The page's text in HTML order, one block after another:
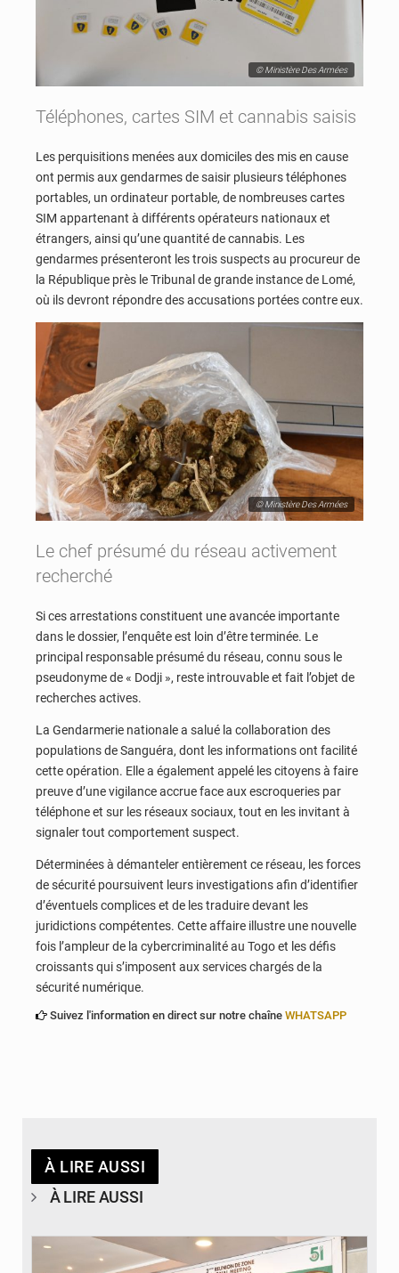
© Ministère Des Armées
Téléphones, cartes SIM et cannabis saisis
Les perquisitions menées aux domiciles des mis en cause
ont permis aux gendarmes de saisir plusieurs téléphones
portables, un ordinateur portable, de nombreuses cartes
SIM appartenant à différents opérateurs nationaux et
étrangers, ainsi qu’une quantité de cannabis. Les
gendarmes présenteront les trois suspects au procureur de
la République près le Tribunal de grande instance de Lomé,
où ils devront répondre des accusations portées contre eux.
© Ministère Des Armées
Le chef présumé du réseau activement
recherché
Si ces arrestations constituent une avancée importante
dans le dossier, l’enquête est loin d’être terminée. Le
principal responsable présumé du réseau, connu sous le
pseudonyme de « Dodji », reste introuvable et fait l’objet de
recherches actives.
La Gendarmerie nationale a salué la collaboration des
populations de Sanguéra, dont les informations ont facilité
cette opération. Elle a également appelé les citoyens à faire
preuve d’une vigilance accrue face aux escroqueries par
téléphone et sur les réseaux sociaux, tout en les invitant à
signaler tout comportement suspect.
Déterminées à démanteler entièrement ce réseau, les forces
de sécurité poursuivent leurs investigations afin d’identifier
d’éventuels complices et de les traduire devant les
juridictions compétentes. Cette affaire illustre une nouvelle
fois l’ampleur de la cybercriminalité au Togo et les défis
croissants qui s’imposent aux services chargés de la
sécurité numérique.
Suivez l'information en direct sur notre chaîne WHATSAPP
À LIRE AUSSI
À LIRE AUSSI